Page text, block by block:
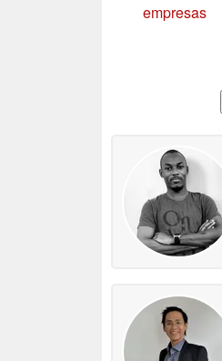
empresas